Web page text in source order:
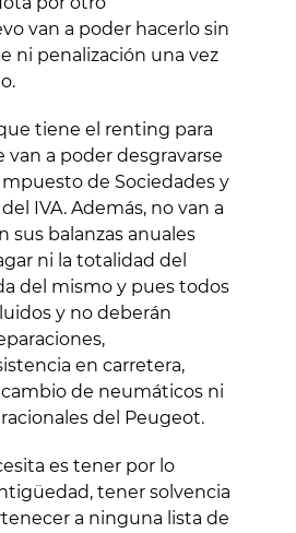
van a poder hacerlo sin
ni penalización una vez
tiene el renting para
van a poder desgravarse
de Sociedades y
IVA. Además, no van a
sus balanzas anuales
ni la totalidad del
del mismo y pues todos
y no deberán
en carretera,
de neumáticos ni
del Peugeot.
es tener por lo
tener solvencia
a ninguna lista de